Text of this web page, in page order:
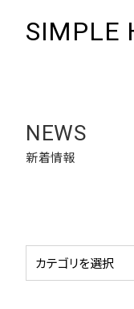
SIMPLE
NEWS
新着情報